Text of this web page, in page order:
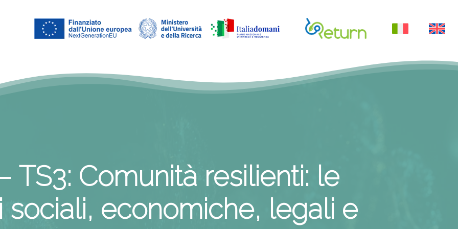
TS3: Comunità resilienti: le
sociali, economiche, legali e